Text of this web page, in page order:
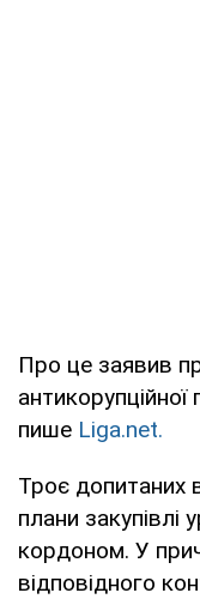
Про це заявив
пише Liga.net.
Троє допитаних
плани закупівлі
кордоном. У
відповідного